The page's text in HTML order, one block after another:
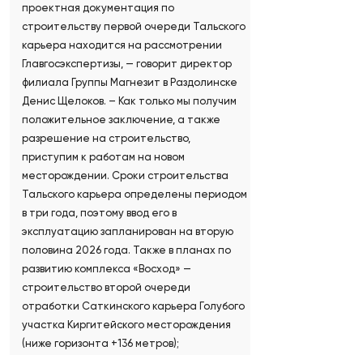
проектная документация по
строительству первой очереди Тальского
карьера находится на рассмотрении
Главгосэкспертизы, — говорит директор
филиала Группы Магнезит в Раздолинске
Денис Щелоков. – Как только мы получим
положительное заключение, а также
разрешение на строительство,
приступим к работам на новом
месторождении. Сроки строительства
Тальского карьера определены периодом
в три года, поэтому ввод его в
эксплуатацию запланирован на вторую
половина 2026 года. Также в планах по
развитию комплекса «Восход» —
строительство второй очереди
отработки Саткинского карьера Голубого
участка Киргитейского месторождения
(ниже горизонта +136 метров);